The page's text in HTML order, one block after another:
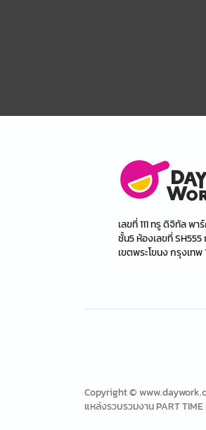
เลขที่ 111 ทรู ดิจิทัล พ
ชั้น5 ห้องเลขที่
เขตพระโขนง กรุงเทพ
Copyright ©
แหล่งรวบรวมงาน PART